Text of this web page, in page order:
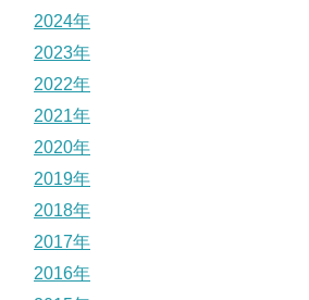
2024年
2023年
2022年
2021年
2020年
2019年
2018年
2017年
2016年